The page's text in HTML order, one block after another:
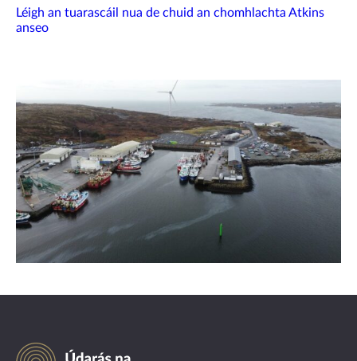
Léigh an tuarascáil nua de chuid an chomhlachta Atkins
anseo
Údarás